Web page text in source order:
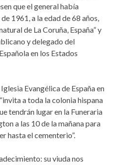
que el general había
1961, a la edad de 68 años,
de La Coruña, España” y
y delegado del
en los Estados
Evangélica de España en
a toda la colonia hispana
tendrán lugar en la Funeraria
a las 10 de la mañana para
hasta el cementerio”.
su viuda nos